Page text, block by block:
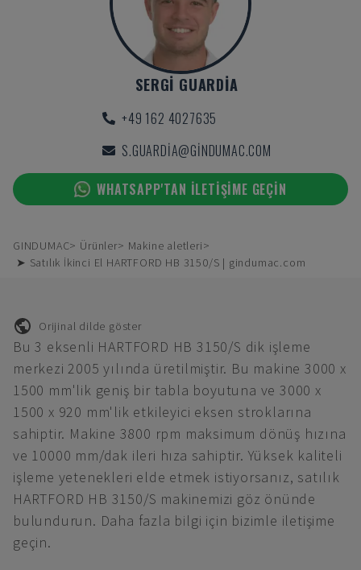
SERGI GUARDIA
+49 162 4027635
S.GUARDIA@GINDUMAC.COM
WHATSAPP'TAN ILETIŞIME GEÇIN
GINDUMAC Ürünler
Makine aletleri
➤ Satılık İkinci El HARTFORD HB 3150/S | gindumac.com
Orijinal dilde göster
Bu 3 eksenli HARTFORD HB 3150/S dik işleme
merkezi 2005 yılında üretilmiştir. Bu makine 3000 x
1500 mm'lik geniş bir tabla boyutuna ve 3000 x
1500 x 920 mm'lik etkileyici eksen stroklarına
sahiptir. Makine 3800 rpm maksimum dönüş hızına
ve 10000 mm/dak ileri hıza sahiptir. Yüksek kaliteli
işleme yetenekleri elde etmek istiyorsanız, satılık
HARTFORD HB 3150/S makinemizi göz önünde
bulundurun. Daha fazla bilgi için bizimle iletişime
geçin.